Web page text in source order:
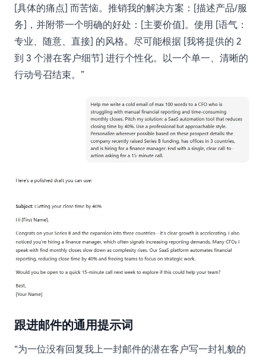
[具体的痛点] 而苦恼。推销我的解决方案：[描述产品/服
务]，并附带一个明确的好处：[主要价值]。使用 [语气：
专业、随意、直接] 的风格。尽可能根据 [我将提供的 2
到 3 个潜在客户细节] 进行个性化。以一个单一、清晰的
行动号召结束。”
跟进邮件的通用提示词
“为一位没有回复我上一封邮件的潜在客户写一封礼貌的